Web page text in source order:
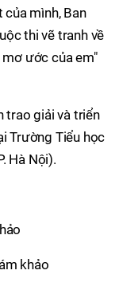
mình, Ban
thi vẽ tranh về
ước của em"
trao giải và triển
Trường Tiểu học
Hà Nội).
khảo